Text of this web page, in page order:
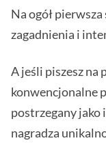
Na ogół
zagadnienia i
A jeśli piszesz na
konwencjonalne
postrzegany jako
nagradza